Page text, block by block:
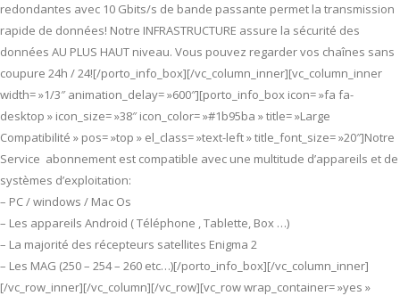
redondantes avec 10 Gbits/s de bande passante permet la transmission
rapide de données! Notre INFRASTRUCTURE assure la sécurité des
données AU PLUS HAUT niveau. Vous pouvez regarder vos chaînes sans
coupure 24h / 24![/porto_info_box][/vc_column_inner][vc_column_inner
width= »1/3″ animation_delay= »600″][porto_info_box icon= »fa fa-
desktop » icon_size= »38″ icon_color= »#1b95ba » title= »Large
Compatibilité » pos= »top » el_class= »text-left » title_font_size= »20″]Notre
Service abonnement est compatible avec une multitude d’appareils et de
systèmes d’exploitation:
– PC / windows / Mac Os
– Les appareils Android ( Téléphone , Tablette, Box …)
– La majorité des récepteurs satellites Enigma 2
– Les MAG (250 – 254 – 260 etc…)[/porto_info_box][/vc_column_inner]
[/vc_row_inner][/vc_column][/vc_row][vc_row wrap_container= »yes »